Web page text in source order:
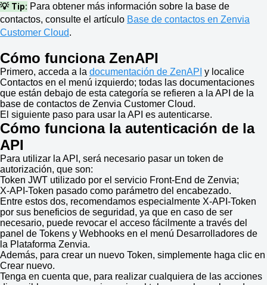
💡 Tip: Para obtener más información sobre la base de
contactos, consulte el artículo Base de contactos en Zenvia
Customer Cloud.
Cómo funciona ZenAPI
Primero, acceda a la documentación de ZenAPI y localice
Contactos en el menú izquierdo; todas las documentaciones
que están debajo de esta categoría se refieren a la API de la
base de contactos de Zenvia Customer Cloud.
El siguiente paso para usar la API es autenticarse.
Cómo funciona la autenticación de la
API
Para utilizar la API, será necesario pasar un token de
autorización, que son:
Token JWT utilizado por el servicio Front-End de Zenvia;
X-API-Token pasado como parámetro del encabezado.
Entre estos dos, recomendamos especialmente X-API-Token
por sus beneficios de seguridad, ya que en caso de ser
necesario, puede revocar el acceso fácilmente a través del
panel de Tokens y Webhooks en el menú Desarrolladores de
la Plataforma Zenvia.
Además, para crear un nuevo Token, simplemente haga clic en
Crear nuevo.
Tenga en cuenta que, para realizar cualquiera de las acciones